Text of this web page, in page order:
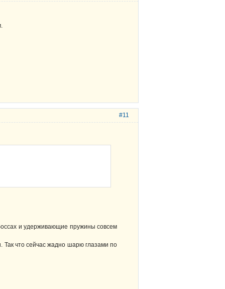
#11
и удерживающие пружины совсем
Так что сейчас жадно шарю глазами по